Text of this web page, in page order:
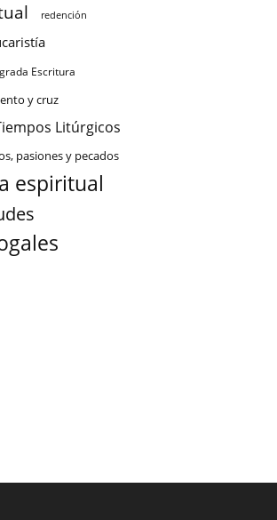
redención
Escritura
y cruz
Litúrgicos
pasiones y pecados
espiritual